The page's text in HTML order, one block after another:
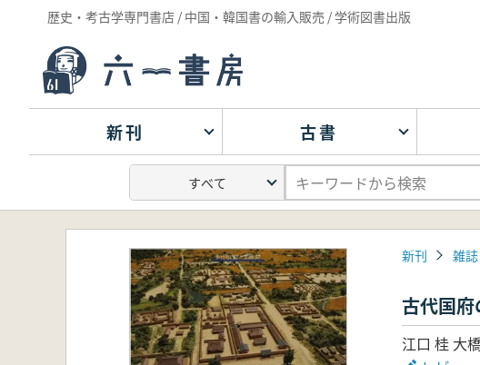
歴史・考古学専門書店 / 中国・韓国書の輸入販売 / 学術図書出版
新刊 古書
新刊 雑
古代国府
江口 桂 大